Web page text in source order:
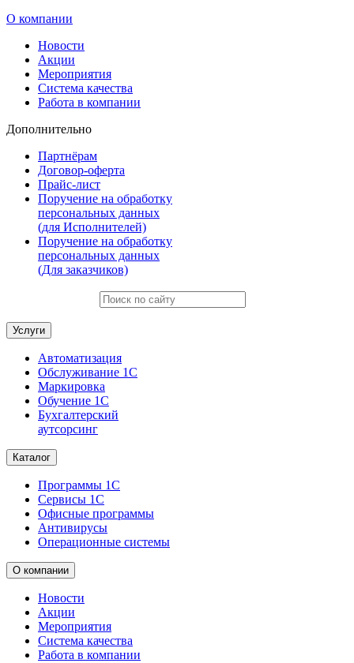
О компании
Новости
Акции
Мероприятия
Система качества
Работа в компании
Дополнительно
Партнёрам
Договор-оферта
Прайс-лист
Поручение на обработку
персональных данных
(для Исполнителей)
Поручение на обработку
персональных данных
(Для заказчиков)
Услуги
Автоматизация
Обслуживание 1С
Маркировка
Обучение 1С
Бухгалтерский
аутсорсинг
Каталог
Программы 1С
Сервисы 1С
Офисные программы
Антивирусы
Операционные системы
О компании
Новости
Акции
Мероприятия
Система качества
Работа в компании